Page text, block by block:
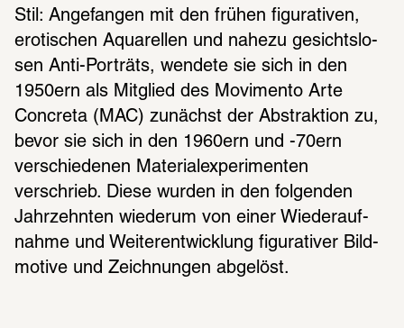
Stil: Ange­fan­gen mit den frühen figu­ra­ti­ven,
eroti­schen Aqua­rel­len und nahezu gesichts­lo­
sen Anti-Porträts, wendete sie sich in den
1950ern als Mitglied des Movimento Arte
Concreta (MAC) zunächst der Abstrak­tion zu,
bevor sie sich in den 1960ern und -70ern
verschie­de­nen Mate­ri­al­ex­pe­ri­men­ten
verschrieb. Diese wurden in den folgen­den
Jahr­zehn­ten wiederum von einer Wieder­auf­
nahme und Weiter­ent­wick­lung figu­ra­ti­ver Bild­
mo­tive und Zeich­nun­gen abge­löst.